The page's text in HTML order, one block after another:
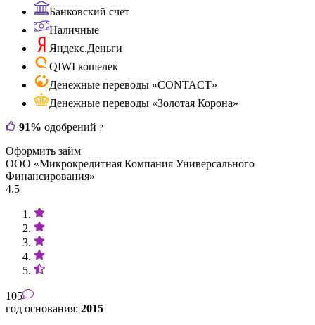
Банковский счет
Наличные
Яндекс.Деньги
QIWI кошелек
Денежные переводы «CONTACT»
Денежные переводы «Золотая Корона»
91% одобрений ?
Оформить займ
ООО «Микрокредитная Компания Универсального
Финансирования»
4.5
105
год основания: 2015